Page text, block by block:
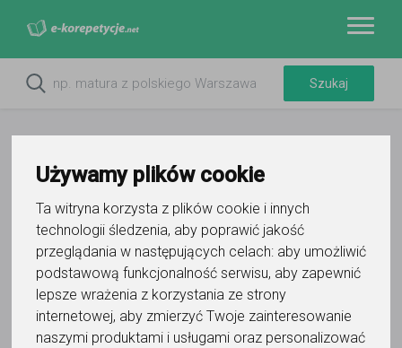
Używamy plików cookie
Ta witryna korzysta z plików cookie i innych
technologii śledzenia, aby poprawić jakość
przeglądania w następujących celach: aby umożliwić
podstawową funkcjonalność serwisu, aby zapewnić
lepsze wrażenia z korzystania ze strony
internetowej, aby zmierzyć Twoje zainteresowanie
naszymi produktami i usługami oraz personalizować
Oznacz wystąpienie kontaktu